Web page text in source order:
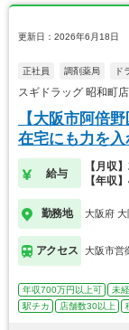
更新日：2026年6月18日
正社員 調剤薬局 ド
スギドラッグ 昭和町
【大阪市阿倍
在宅にも力を入
給与
【月収
【年収
勤務地 大阪府 大
アクセス 大阪市営
年収700万円以上可 未
駅チカ
店舗数30以上